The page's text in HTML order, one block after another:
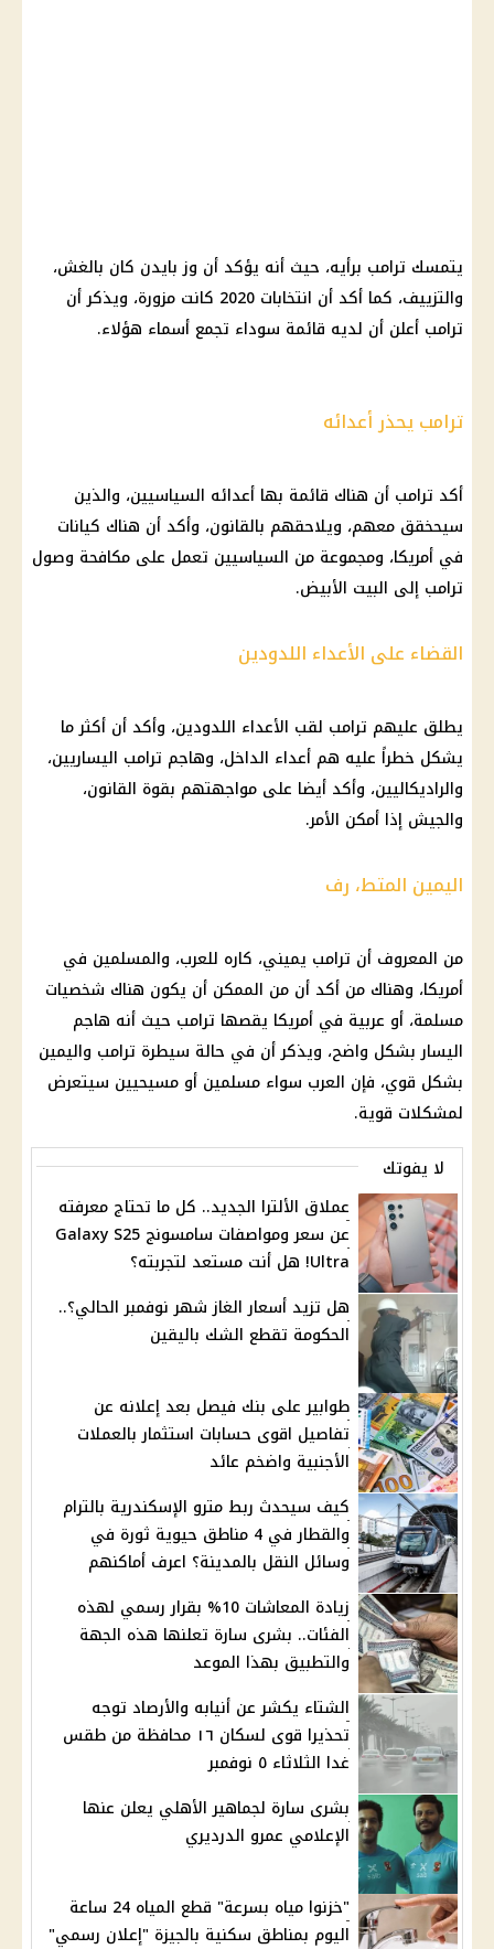
يتمسك ترامب برأيه، حيث أنه يؤكد أن وز بايدن كان بالغش،
والتزييف، كما أكد أن انتخابات 2020 كانت مزورة، ويذكر أن
ترامب أعلن أن لديه قائمة سوداء تجمع أسماء هؤلاء.
ترامب يحذر أعدائه
أكد ترامب أن هناك قائمة بها أعدائه السياسيين، والذين
سيحخقق معهم، ويلاحقهم بالقانون، وأكد أن هناك كيانات
في أمريكا، ومجموعة من السياسيين تعمل على مكافحة وصول
ترامب إلى البيت الأبيض.
القضاء على الأعداء اللدودين
يطلق عليهم ترامب لقب الأعداء اللدودين، وأكد أن أكثر ما
يشكل خطراً عليه هم أعداء الداخل، وهاجم ترامب اليساريين،
والراديكاليين، وأكد أيضا على مواجهتهم بقوة القانون،
والجيش إذا أمكن الأمر.
اليمين المتط، رف
من المعروف أن ترامب يميني، كاره للعرب، والمسلمين في
أمريكا، وهناك من أكد أن من الممكن أن يكون هناك شخصيات
مسلمة، أو عربية في أمريكا يقصها ترامب حيث أنه هاجم
اليسار بشكل واضح، ويذكر أن في حالة سيطرة ترامب واليمين
بشكل قوي، فإن العرب سواء مسلمين أو مسيحيين سيتعرض
لمشكلات قوية.
لا يفوتك
عملاق الألترا الجديد.. كل ما تحتاج معرفته
عن سعر ومواصفات سامسونج Galaxy S25
Ultra! هل أنت مستعد لتجربته؟
هل تزيد أسعار الغاز شهر نوفمبر الحالي؟..
الحكومة تقطع الشك باليقين
طوابير على بنك فيصل بعد إعلانه عن
تفاصيل اقوى حسابات استثمار بالعملات
الأجنبية واضخم عائد
كيف سيحدث ربط مترو الإسكندرية بالترام
والقطار في 4 مناطق حيوية ثورة في
وسائل النقل بالمدينة؟ اعرف أماكنهم
زيادة المعاشات 10% بقرار رسمي لهذه
الفئات.. بشرى سارة تعلنها هذه الجهة
والتطبيق بهذا الموعد
الشتاء يكشر عن أنيابه والأرصاد توجه
تحذيرا قوى لسكان ١٦ محافظة من طقس
غدا الثلاثاء ٥ نوفمبر
بشرى سارة لجماهير الأهلي يعلن عنها
الإعلامي عمرو الدرديري
"خزنوا مياه بسرعة" قطع المياه 24 ساعة
اليوم بمناطق سكنية بالجيزة "إعلان رسمي"